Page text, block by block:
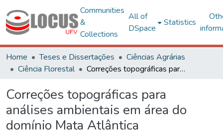
Communities
&
Collections
All of
DSpace
Statistics
Home Teses e Dissertações
Ciências Agrárias
Ciência Florestal
Correções topográficas para análises ambientais em área do domínio Mata Atlântica
Correções topográficas para
análises ambientais em área do
domínio Mata Atlântica